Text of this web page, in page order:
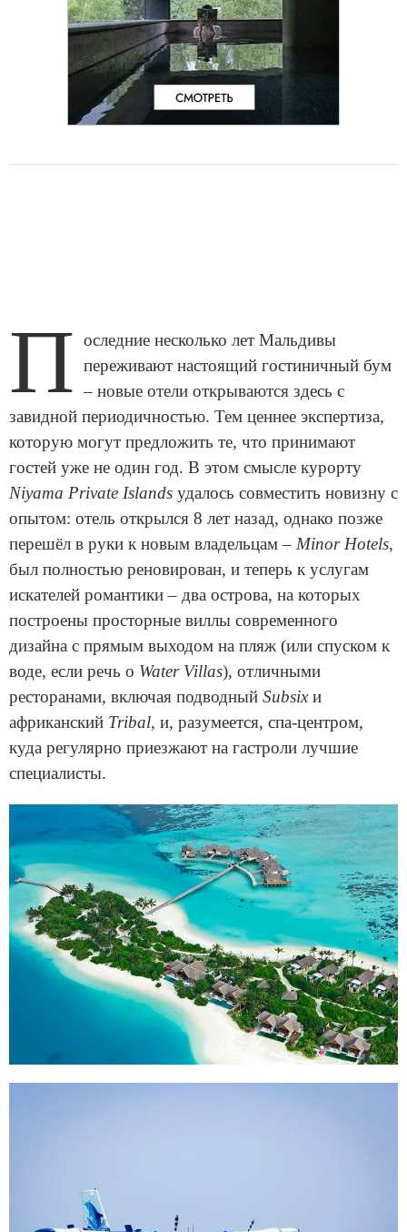
П оследние несколько лет Мальдивы
переживают настоящий гостиничный бум
– новые отели открываются здесь с
завидной периодичностью. Тем ценнее экспертиза,
которую могут предложить те, что принимают
гостей уже не один год. В этом смысле курорту
Niyama Private Islands удалось совместить новизну с
опытом: отель открылся 8 лет назад, однако позже
перешёл в руки к новым владельцам – Minor Hotels,
был полностью реновирован, и теперь к услугам
искателей романтики – два острова, на которых
построены просторные виллы современного
дизайна с прямым выходом на пляж (или спуском к
воде, если речь о Water Villas), отличными
ресторанами, включая подводный Subsixи
африканский Tribal, и, разумеется, спа-центром,
куда регулярно приезжают на гастроли лучшие
специалисты.